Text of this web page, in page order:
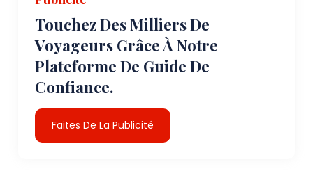
Touchez Des Milliers De
Voyageurs Grâce À Notre
Plateforme De Guide De
Confiance.
Faites De La Publicité